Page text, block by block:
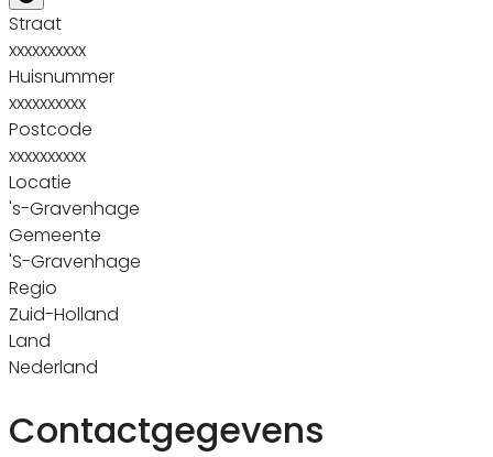
Straat
xxxxxxxxxx
Huisnummer
xxxxxxxxxx
Postcode
xxxxxxxxxx
Locatie
's-Gravenhage
Gemeente
'S-Gravenhage
Regio
Zuid-Holland
Land
Nederland
Contactgegevens